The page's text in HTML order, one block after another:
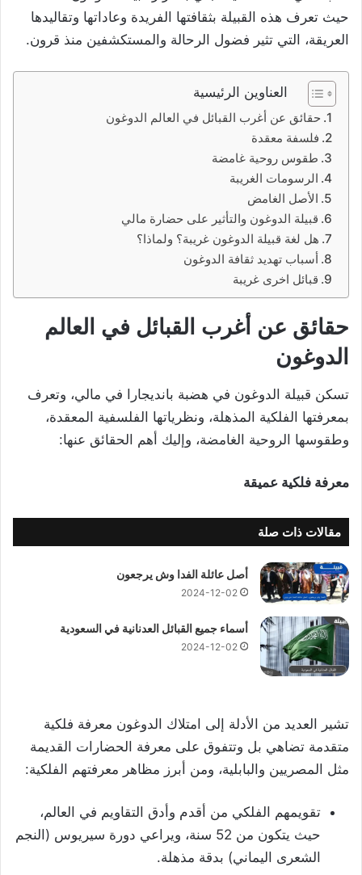
حيث تعرف هذه القبيلة بثقافتها الفريدة وعاداتها وتقاليدها
العريقة، التي تثير فضول الرحالة والمستكشفين منذ قرون.
العناوين الرئيسية
حقائق عن أغرب القبائل في العالم الدوغون
فلسفة معقدة
طقوس روحية غامضة
الرسومات الغريبة
الأصل الغامض
قبيلة الدوغون والتأثير على حضارة مالي
هل لغة قبيلة الدوغون غريبة؟ ولماذا؟
أسباب تهديد ثقافة الدوغون
قبائل اخرى غريبة
حقائق عن أغرب القبائل في العالم
الدوغون
تسكن قبيلة الدوغون في هضبة بانديجارا في مالي، وتعرف
بمعرفتها الفلكية المذهلة، ونظرياتها الفلسفية المعقدة،
وطقوسها الروحية الغامضة، وإليك أهم الحقائق عنها:
معرفة فلكية عميقة
مقالات ذات صلة
أصل عائلة الفدا وش يرجعون
2024-12-02
أسماء جميع القبائل العدنانية في السعودية
2024-12-02
تشير العديد من الأدلة إلى امتلاك الدوغون معرفة فلكية
متقدمة تضاهي بل وتتفوق على معرفة الحضارات القديمة
مثل المصريين والبابلية، ومن أبرز مظاهر معرفتهم الفلكية:
تقويمهم الفلكي من أقدم وأدق التقاويم في العالم،
حيث يتكون من 52 سنة، ويراعي دورة سيريوس (النجم
الشعرى اليماني) بدقة مذهلة.